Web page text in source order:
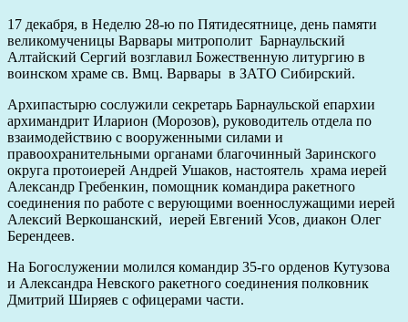
17 декабря, в Неделю 28-ю по Пятидесятнице, день памяти
великомученицы Варвары митрополит Барнаульский
Алтайский Сергий возглавил Божественную литургию в
воинском храме св. Вмц. Варвары в ЗАТО Сибирский.
Архипастырю сослужили секретарь Барнаульской епархии
архимандрит Иларион (Морозов), руководитель отдела по
взаимодействию с вооруженными силами и
правоохранительными органами благочинный Заринского
округа протоиерей Андрей Ушаков, настоятель храма иерей
Александр Гребенкин, помощник командира ракетного
соединения по работе с верующими военнослужащими иерей
Алексий Веркошанский, иерей Евгений Усов, диакон Олег
Берендеев.
На Богослужении молился командир 35-го орденов Кутузова
и Александра Невского ракетного соединения полковник
Дмитрий Ширяев с офицерами части.